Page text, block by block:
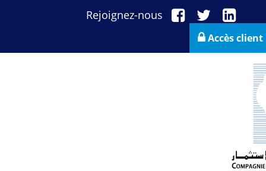
Rejoignez-nous
Accès client